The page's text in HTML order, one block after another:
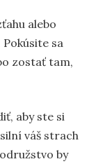
alebo
sa
zostať tam,
aby ste si
váš strach
by